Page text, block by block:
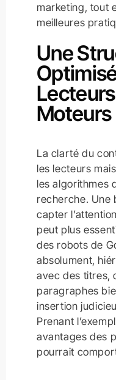
marketing, tout
meilleures
Une
Moteurs
La clarté du
les lecteurs
les algorithmes
recherche. Une
capter
peut plus
des robots de
absolument,
avec des titres,
paragraphes
insertion
Prenant
avantages des
pourrait